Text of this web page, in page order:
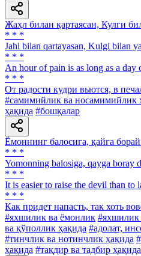
Жаҳл билан қартаясан, Кулги
* * *
Jahl bilan qartayasan, Kulgi bilan
* * *
An hour of pain is as long as a day
* * *
От радости кудри вьются, в
#самимийлик ва носамимийлик
ҳақида #бошқалар
Ёмоннинг балосига, қайга борай
* * *
Yomonning balosiga, qayga boray
* * *
It is easier to raise the devil than to
* * *
Как придет напасть, так хоть
#яхшилик ва ёмонлик #яхшилик
ва қўполлик ҳақида #адолат,
#тинчлик ва нотинчлик ҳақида
ҳақида #тақдир ва тадбир ҳақида